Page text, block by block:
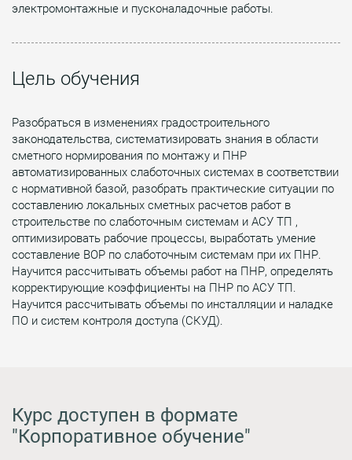
электромонтажные и пусконаладочные работы.
Цель обучения
Разобраться в изменениях градостроительного
законодательства, систематизировать знания в области
сметного нормирования по монтажу и ПНР
автоматизированных слаботочных системах в соответствии
с нормативной базой, разобрать практические ситуации по
составлению локальных сметных расчетов работ в
строительстве по слаботочным системам и АСУ ТП ,
оптимизировать рабочие процессы, выработать умение
составление ВОР по слаботочным системам при их ПНР.
Научится рассчитывать объемы работ на ПНР, определять
корректирующие коэффициенты на ПНР по АСУ ТП.
Научится рассчитывать объемы по инсталляции и наладке
ПО и систем контроля доступа (СКУД).
Курс доступен в формате
"Корпоративное обучение"